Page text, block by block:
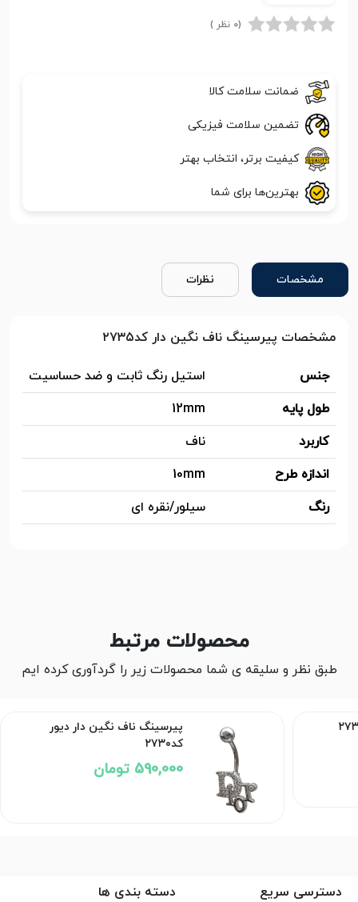
(0 نظر )
ضمانت سلامت کالا
تضمین سلامت فیزیکی
کیفیت برتر، انتخاب بهتر
بهترین‌ها برای شما
مشخصات نظرات
مشخصات پیرسینگ ناف نگین دار کد۲۷۳۵
جنس
استیل رنگ ثابت و ضد حساسیت
طول پایه
12mm
کاربرد
ناف
اندازه طرح
10mm
رنگ
سیلور/نقره ای
محصولات مرتبط
طبق نظر و سلیقه ی شما محصولات زیر را گردآوری کرده ایم
پیرسینگ ناف نگین دار دیور
کد۲۷۳۰
590,000 تومان
دسترسی سریع دسته بندی ها